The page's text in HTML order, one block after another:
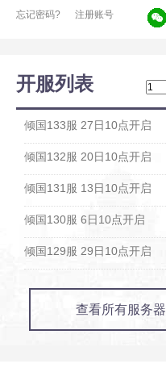
忘记密码? 注册账号
开服列表
倾国133服 27日10点开启
倾国132服 20日10点开启
倾国131服 13日10点开启
倾国130服 6日10点开启
倾国129服 29日10点开启
查看所有服务器